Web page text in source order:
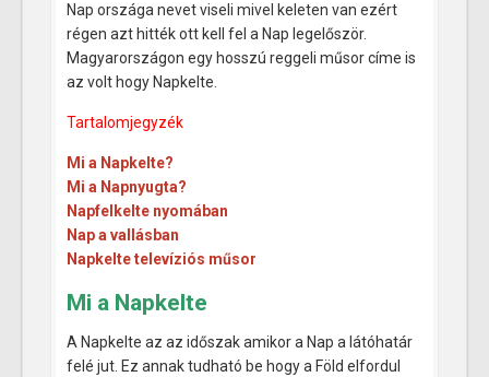
Nap országa nevet viseli mivel keleten van ezért
régen azt hitték ott kell fel a Nap legelőször.
Magyarországon egy hosszú reggeli műsor címe is
az volt hogy Napkelte.
Tartalomjegyzék
Mi a Napkelte?
Mi a Napnyugta?
Napfelkelte nyomában
Nap a vallásban
Napkelte televíziós műsor
Mi a Napkelte
A Napkelte az az időszak amikor a Nap a látóhatár
felé jut. Ez annak tudható be hogy a Föld elfordul